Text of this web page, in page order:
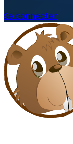
Se connecter